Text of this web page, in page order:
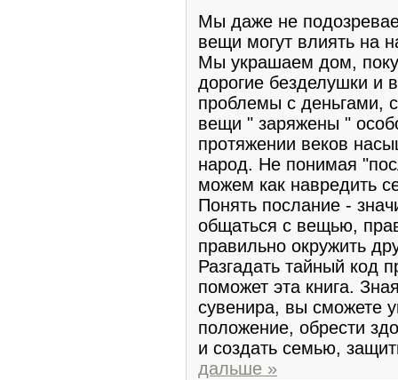
Мы даже не
вещи могут влиять на
Мы украшаем дом,
дорогие безделушки и
проблемы с деньгами,
вещи " заряжены "
протяжении веков
народ. Не понимая
можем как навредить
Понять послание -
общаться с вещью,
правильно окружить
Разгадать тайный код
поможет эта книга.
сувенира, вы сможете
положение, обрести
и создать семью,
дальше »